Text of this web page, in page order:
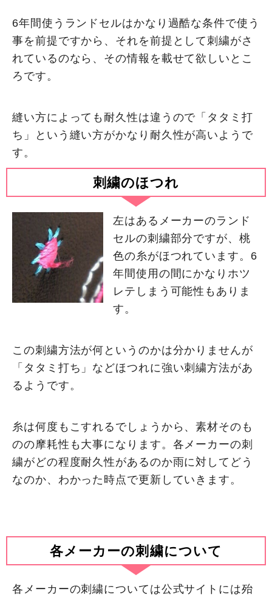
6年間使うランドセルはかなり過酷な条件で使う
事を前提ですから、それを前提として刺繍がさ
れているのなら、その情報を載せて欲しいとこ
ろです。
縫い方によっても耐久性は違うので「タタミ打
ち」という縫い方がかなり耐久性が高いようで
す。
刺繍のほつれ
左はあるメーカーのランド
セルの刺繍部分ですが、桃
色の糸がほつれています。6
年間使用の間にかなりホツ
レテしまう可能性もありま
す。
この刺繍方法が何というのかは分かりませんが
「タタミ打ち」などほつれに強い刺繍方法があ
るようです。
糸は何度もこすれるでしょうから、素材そのも
のの摩耗性も大事になります。各メーカーの刺
繍がどの程度耐久性があるのか雨に対してどう
なのか、わかった時点で更新していきます。
各メーカーの刺繍について
各メーカーの刺繍については公式サイトには殆